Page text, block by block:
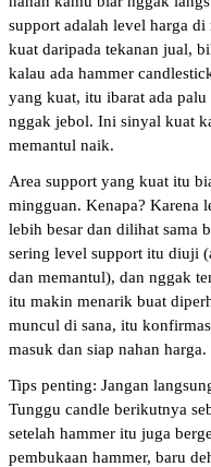
support adalah level harga
kuat daripada tekanan jual,
kalau ada hammer
yang kuat, itu ibarat ada
nggak jebol. Ini sinyal kuat
memantul naik.
Area support yang kuat itu
mingguan. Kenapa? Karena
lebih besar dan dilihat sama
sering level support itu diuji
dan memantul), dan nggak
itu makin menarik buat
muncul di sana, itu
masuk dan siap nahan harga.
Tips penting: Jangan
Tunggu candle berikutnya
setelah hammer itu juga
pembukaan hammer, baru